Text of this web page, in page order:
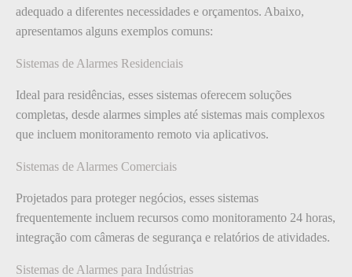
adequado a diferentes necessidades e orçamentos. Abaixo,
apresentamos alguns exemplos comuns:
Sistemas de Alarmes Residenciais
Ideal para residências, esses sistemas oferecem soluções
completas, desde alarmes simples até sistemas mais complexos
que incluem monitoramento remoto via aplicativos.
Sistemas de Alarmes Comerciais
Projetados para proteger negócios, esses sistemas
frequentemente incluem recursos como monitoramento 24 horas,
integração com câmeras de segurança e relatórios de atividades.
Sistemas de Alarmes para Indústrias